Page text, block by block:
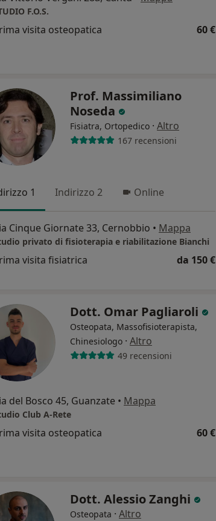
F.O.S.
visita osteopatica 60 €
Prof. Massimiliano
Noseda
Fisiatra, Ortopedico · Altro
167 recensioni
1 Indirizzo 2 Online
Cinque Giornate 33, Cernobbio • Mappa
privato di fisioterapia e riabilitazione Bianchi
visita fisiatrica da 150 €
Dott. Omar Pagliaroli
Osteopata, Massofisioterapista,
Chinesiologo · Altro
49 recensioni
del Bosco 45, Guanzate • Mappa
Club A-Rete
visita osteopatica 60 €
Dott. Alessio Zanghi
Osteopata · Altro